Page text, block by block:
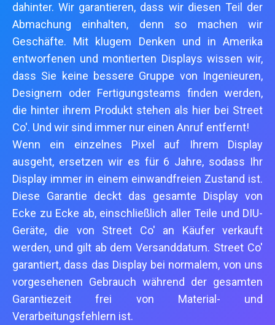
dahinter. Wir garantieren, dass wir diesen Teil der
Abmachung einhalten, denn so machen wir
Geschäfte. Mit klugem Denken und in Amerika
entworfenen und montierten Displays wissen wir,
dass Sie keine bessere Gruppe von Ingenieuren,
Designern oder Fertigungsteams finden werden,
die hinter ihrem Produkt stehen als hier bei Street
Co'. Und wir sind immer nur einen Anruf entfernt!
Wenn ein einzelnes Pixel auf Ihrem Display
ausgeht, ersetzen wir es für 6 Jahre, sodass Ihr
Display immer in einem einwandfreien Zustand ist.
Diese Garantie deckt das gesamte Display von
Ecke zu Ecke ab, einschließlich aller Teile und DIU-
Geräte, die von Street Co' an Käufer verkauft
werden, und gilt ab dem Versanddatum. Street Co'
garantiert, dass das Display bei normalem, von uns
vorgesehenen Gebrauch während der gesamten
Garantiezeit frei von Material- und
Verarbeitungsfehlern ist.